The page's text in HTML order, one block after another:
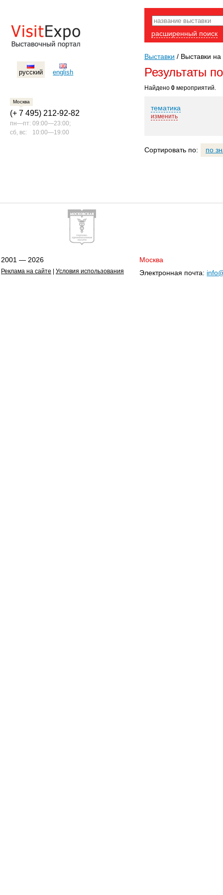
русский english
Москва
(+ 7 495) 212-92-82
пн—пт: 09:00—23:00;
сб, вс:
10:00—19:00
расширенный поиск
Выставки / Выставки
Результаты
Найдено 0 мероприятий.
тематика
изменить
Сортировать по: по
2001 — 2026
Реклама на сайте Условия использования
Москва
Электронная почта: